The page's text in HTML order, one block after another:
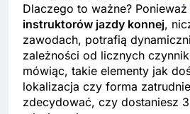
Dlaczego to ważne? Ponieważ
instruktorów jazdy konnej,
zawodach, potrafią
zależności od licznych
mówiąc, takie elementy jak
lokalizacja czy forma
zdecydować, czy dostaniesz